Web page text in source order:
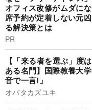
オフィス改修がムダに
席予約が定着しない元
る解決策とは
PR
【「来る者を選ぶ」度
ある名門】国際教養大
音で一言!」
オバタカズユキ